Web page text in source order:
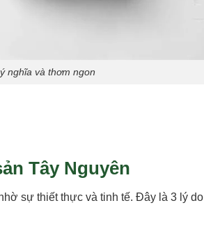
nghĩa và thơm ngon
Tây Nguyên
sự thiết thực và tinh tế. Đây là 3 lý do